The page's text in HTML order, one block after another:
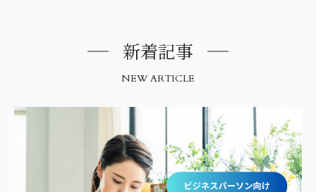
新着記事
NEW ARTICLE